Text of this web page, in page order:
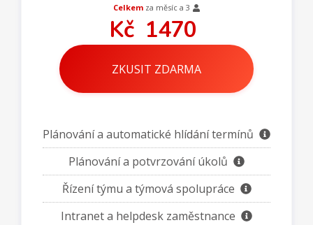
Celkem za měsíc a3
Kč 1470
ZKUSIT ZDARMA
Plánování a automatické hlídání termínů
Plánování a potvrzování úkolů
Řízení týmu a týmová spolupráce
Intranet a helpdesk zaměstnance